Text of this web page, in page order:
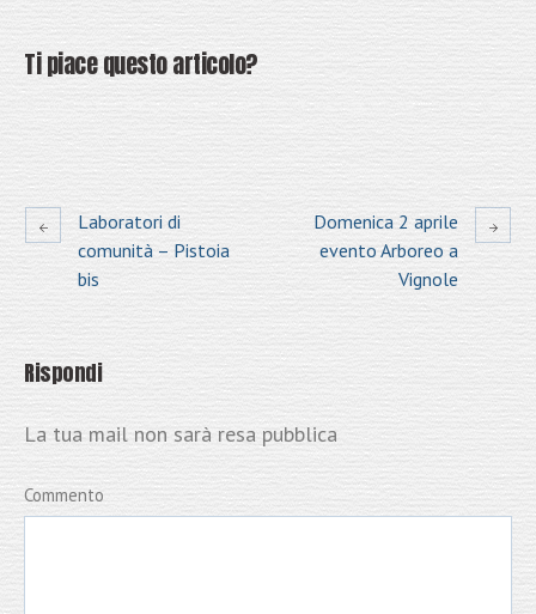
Ti piace questo articolo?
Laboratori di
comunità – Pistoia
bis
Domenica 2 aprile
evento Arboreo a
Vignole
Rispondi
La tua mail non sarà resa pubblica
Commento